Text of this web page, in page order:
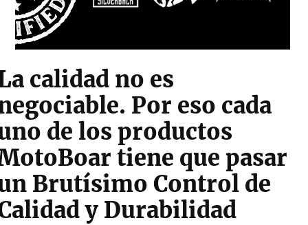
calidad no es
Por eso cada
de los productos
tiene que pasar
Brutísimo Control de
y Durabilidad